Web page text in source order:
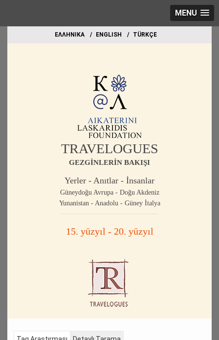
MENU
EΛΛΗΝΙΚΑ ΕΝGLISH TÜRKÇE
TRAVELOGUES
GEZGİNLERİN BAKIŞI
Yerler - Anıtlar - İnsanlar
Güneydoğu Avrupa - Doğu Akdeniz
Yunanistan - Anadolu - Güney İtalya
15. yüzyıl - 20. yüzyıl